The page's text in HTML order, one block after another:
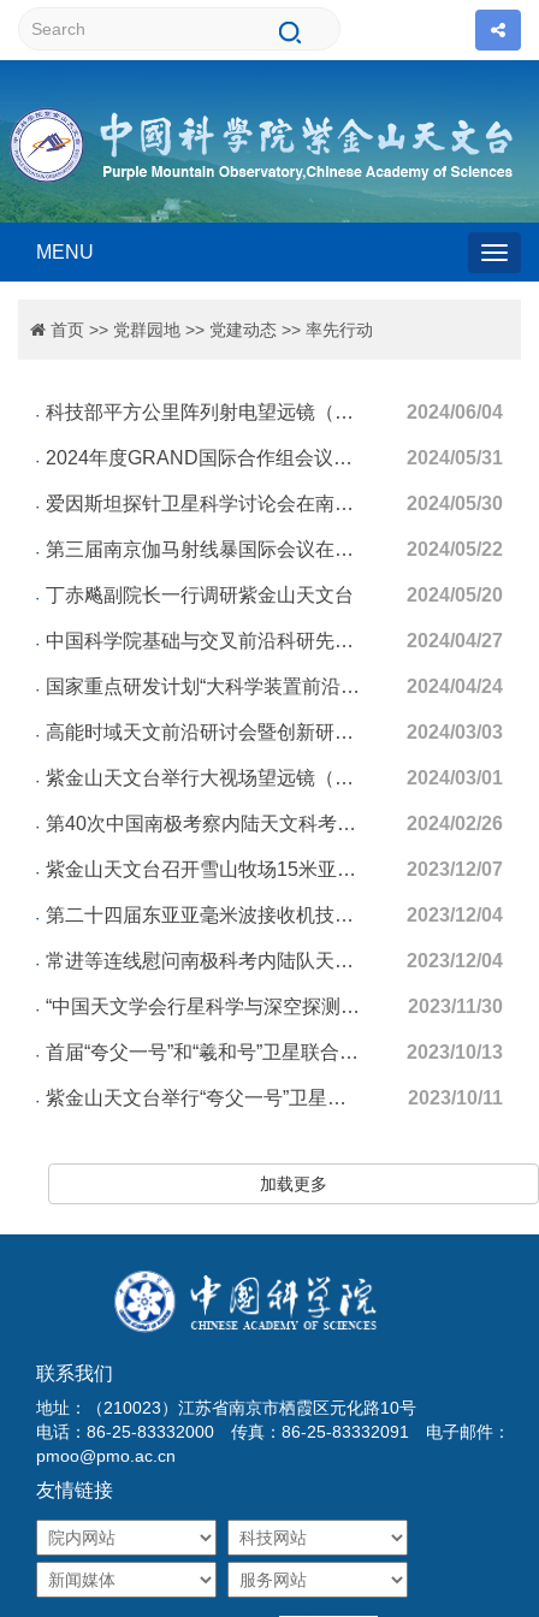
MENU
首页 >> 党群园地 >> 党建动态 >> 率先行动
科技部平方公里阵列射电望远镜（SKA）专项项目“快速射电暴及高能暂现源的深度观测和定位”课... 2024/06/04
2024年度GRAND国际合作组会议在紫金山天文台召开 2024/05/31
爱因斯坦探针卫星科学讨论会在南京大学苏州校区成功召开 2024/05/30
第三届南京伽马射线暴国际会议在南京大学苏州校区隆重开幕 2024/05/22
丁赤飚副院长一行调研紫金山天文台 2024/05/20
中国科学院基础与交叉前沿科研先导专项（B类）“极端太阳活动的储能与释能物理机制”启动会在... 2024/04/27
国家重点研发计划“大科学装置前沿研究”重点专项“银河系气体分布与结构研究”项目启动会在... 2024/04/24
高能时域天文前沿研讨会暨创新研究群体项目启动会在南京召开 2024/03/03
紫金山天文台举行大视场望远镜（MASTA）项目出征仪式 2024/03/01
第40次中国南极考察内陆天文科考总结研讨会在南京召开 2024/02/26
紫金山天文台召开雪山牧场15米亚毫米波望远镜天线初步设计国际咨询会 2023/12/07
第二十四届东亚亚毫米波接收机技术研讨会在南京召开 2023/12/04
常进等连线慰问南极科考内陆队天文队员 2023/12/04
“中国天文学会行星科学与深空探测前沿研讨会暨中国科学院行星科学重点实验室和月球与行星科... 2023/11/30
首届“夸父一号”和“羲和号”卫星联合科学大会在无锡召开 2023/10/13
紫金山天文台举行“夸父一号”卫星在轨运行一周年报告会 2023/10/11
加载更多
联系我们
地址：（210023）江苏省南京市栖霞区元化路10号
电话：86-25-83332000 传真：86-25-83332091 电子邮件：
pmoo@pmo.ac.cn
友情链接